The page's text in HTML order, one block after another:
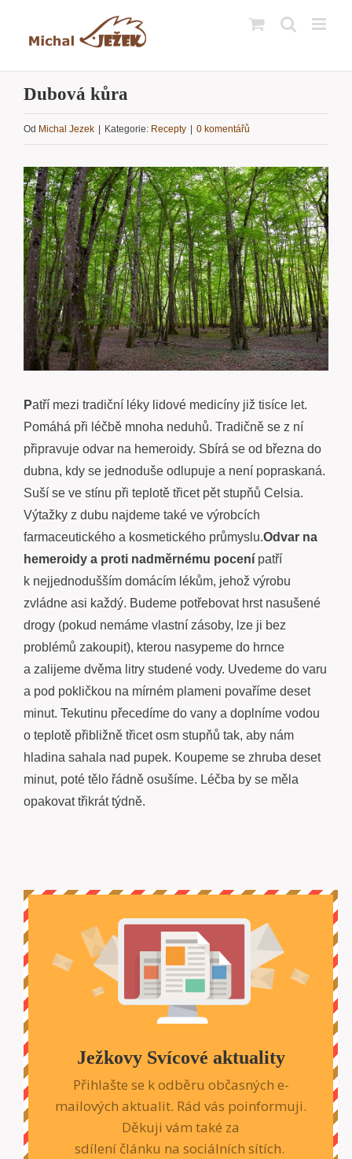
Dubová kůra
Od Michal Jezek Kategorie: Recepty 0 komentářů
Zobrazit
větší
obrázek
Patří mezi tradiční léky lidové medicíny již tisíce let.
Pomáhá při léčbě mnoha neduhů. Tradičně se z ní
připravuje odvar na hemeroidy. Sbírá se od března do
dubna, kdy se jednoduše odlupuje a není popraskaná.
Suší se ve stínu při teplotě třicet pět stupňů Celsia.
Výtažky z dubu najdeme také ve výrobcích
farmaceutického a kosmetického průmyslu.Odvar na
hemeroidy a proti nadměrnému pocení patří
k nejjednodušším domácím lékům, jehož výrobu
zvládne asi každý. Budeme potřebovat hrst nasušené
drogy (pokud nemáme vlastní zásoby, lze ji bez
problémů zakoupit), kterou nasypeme do hrnce
a zalijeme dvěma litry studené vody. Uvedeme do varu
a pod pokličkou na mírném plameni povaříme deset
minut. Tekutinu přecedíme do vany a doplníme vodou
o teplotě přibližně třicet osm stupňů tak, aby nám
hladina sahala nad pupek. Koupeme se zhruba deset
minut, poté tělo řádně osušíme. Léčba by se měla
opakovat třikrát týdně.
Ježkovy Svícové aktuality
Přihlašte se k odběru občasných e-
mailových aktualit. Rád vás poinformuji.
Děkuji vám také za
sdílení článku na sociálních sítích.